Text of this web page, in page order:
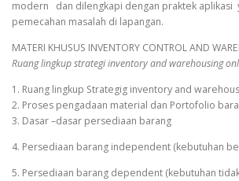
modern dan dilengkapi dengan praktek aplikasi
pemecahan masalah di lapangan.
MATERI KHUSUS INVENTORY CONTROL AND
Ruang lingkup strategi inventory and warehousing
1. Ruang lingkup Strategig inventory and
2. Proses pengadaan material dan Portofolio
3. Dasar –dasar persediaan barang
4. Persediaan barang independent (kebutuhan
5. Persediaan barang dependent (kebutuhan